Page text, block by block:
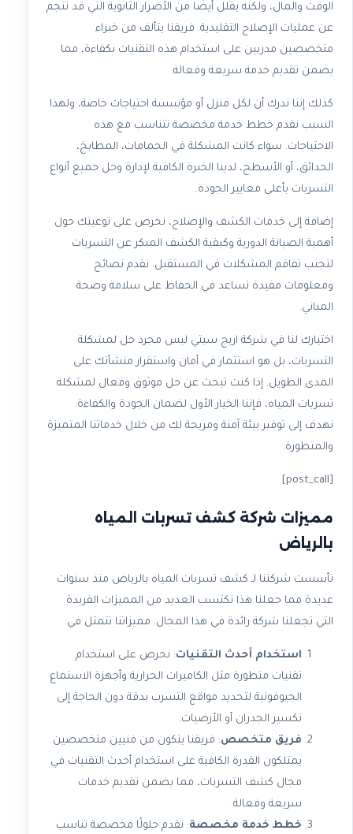
الوقت والمال، ولكنه يقلل أيضًا من الأضرار الثانوية التي قد تنجم
عن عمليات الإصلاح التقليدية. فريقنا يتألف من خبراء
متخصصين مدربين على استخدام هذه التقنيات بكفاءة، مما
يضمن تقديم خدمة سريعة وفعالة.
كذلك إننا ندرك أن لكل منزل أو مؤسسة احتياجات خاصة، ولهذا
السبب نقدم خطط خدمة مخصصة تتناسب مع هذه
الاحتياجات. سواء كانت المشكلة في الحمامات، المطابخ،
الحدائق، أو الأسطح، لدينا الخبرة الكافية لإدارة وحل جميع أنواع
التسربات بأعلى معايير الجودة.
إضافة إلى خدمات الكشف والإصلاح، نحرص على توعيتك حول
أهمية الصيانة الدورية وكيفية الكشف المبكر عن التسربات
لتجنب تفاقم المشكلات في المستقبل. نقدم نصائح
ومعلومات مفيدة تساعد في الحفاظ على سلامة وصحة
المباني.
اختيارك لنا في شركة اريج سيتي ليس مجرد حل لمشكلة
التسربات، بل هو استثمار في أمان واستقرار منشأتك على
المدى الطويل. إذا كنت تبحث عن حل موثوق وفعال لمشكلة
تسربات المياه، فإننا الخيار الأول لضمان الجودة والكفاءة.
نهدف إلى توفير بيئة آمنة ومريحة لك من خلال خدماتنا المتميزة
والمتطورة.
[post_call]
مميزات شركة كشف تسربات المياه
بالرياض
تأسست شركتنا لـ كشف تسربات المياه بالرياض منذ سنوات
عديدة مما جعلنا هذا نكتسب العديد من المميزات الفريدة
التي تجعلنا شركة رائدة في هذا المجال. مميزاتنا تتمثل في:
استخدام أحدث التقنيات: نحرص على استخدام
تقنيات متطورة مثل الكاميرات الحرارية وأجهزة الاستماع
الجيوفونية لتحديد مواقع التسرب بدقة دون الحاجة إلى
تكسير الجدران أو الأرضيات.
فريق متخصص: فريقنا يتكون من فنيين متخصصين
يمتلكون القدرة الكافية على استخدام أحدث التقنيات في
مجال كشف التسربات، مما يضمن تقديم خدمات
سريعة وفعالة.
خطط خدمة مخصصة: نقدم حلولًا مخصصة تناسب